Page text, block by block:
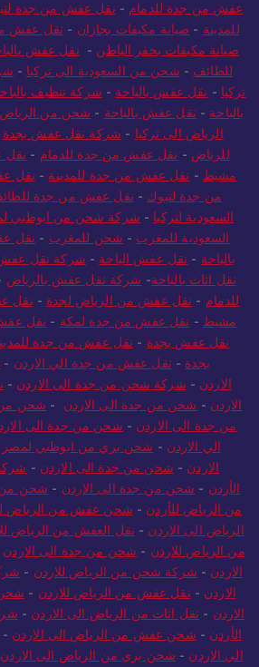
عفش من جدة للدمام - نقل عفش من جدة
للمدينة - صيانة مكيفات بجازان - نقل عفش
صيانة مكيفات بحفر الباطن - نقل عفش
للطائف - شحن من السعودية الى تركيا -
تركيا - نقل عفش بالباحة - شركة تنظيف
بالباحة - نقل عفش بالباحة - شحن من الرياض
الرياض الى تركيا - شركة نقل عفش بجدة
للرياض - نقل عفش من جدة للدمام -
مشيط - نقل عفش من جدة للمدينة - نقل
من جدة لتبوك - نقل عفش من جدة
السعودية لتركيا - شركة شحن من ابوظبي
السعودية للمغرب - شحن للمغرب - نقل
بالباحة - نقل عفش الباحة - شركة نقل عفش
نقل اثاث بالباحة- شركة نقل عفش بالرياض
للدمام - نقل عفش من الرياض لجدة - نقل
مشيط - نقل عفش من جدة لمكة - نقل
نقل عفش بجدة - نقل عفش من جدة
بجدة - نقل عفش من جدة الي الاردن -
الاردن - شركة شحن من جدة الى الاردن -
الاردن - شحن من جدة الى الاردن - شحن من
من جدة الى الاردن - شحن من جدة الى
الي الاردن - شحن بري من ابوظبي لمصر
الاردن - شحن من جدة الى الاردن -
الأردن - شحن من جدة الى الاردن - شحن من
من الرياض للأردن - شحن عفش من الرياض
الرياض الى الاردن - نقل العفش من الرياض
من الرياض للاردن - شحن من جدة الى الاردن
الاردن - شركة شحن من الرياض للاردن -
الاردن - نقل عفش من الرياض للاردن -
الاردن - نقل اثاث من الرياض الى الاردن -
الأردن - شحن عفش من الرياض الى الاردن -
الي الاردن - شحن بري من الرياض الى الاردن